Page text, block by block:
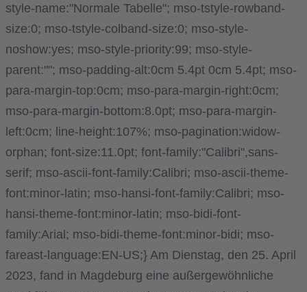
style-name:"Normale Tabelle"; mso-tstyle-rowband-
size:0; mso-tstyle-colband-size:0; mso-style-
noshow:yes; mso-style-priority:99; mso-style-
parent:""; mso-padding-alt:0cm 5.4pt 0cm 5.4pt; mso-
para-margin-top:0cm; mso-para-margin-right:0cm;
mso-para-margin-bottom:8.0pt; mso-para-margin-
left:0cm; line-height:107%; mso-pagination:widow-
orphan; font-size:11.0pt; font-family:"Calibri",sans-
serif; mso-ascii-font-family:Calibri; mso-ascii-theme-
font:minor-latin; mso-hansi-font-family:Calibri; mso-
hansi-theme-font:minor-latin; mso-bidi-font-
family:Arial; mso-bidi-theme-font:minor-bidi; mso-
fareast-language:EN-US;} Am Dienstag, den 25. April
2023, fand in Magdeburg eine außergewöhnliche